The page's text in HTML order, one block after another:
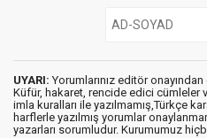
UYARI: Yorumlarınız editör
Küfür, hakaret, rencide edici cümleler
imla kuralları ile yazılmamış,Türkçe
harflerle yazılmış yorumlar
yazarları sorumludur. Kurumumuz